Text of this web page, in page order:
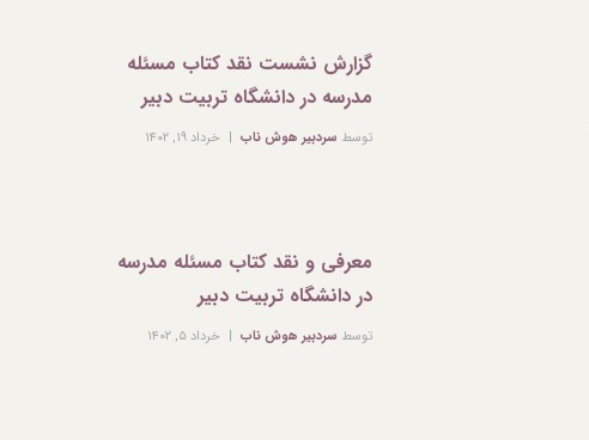
گزارش نشست نقد کتاب مسئله
مدرسه در دانشگاه تربیت دبیر
توسط سردبیر هوش ناب خرداد ۱۹, ۱۴۰۲
معرفی و نقد کتاب مسئله مدرسه
در دانشگاه تربیت دبیر
توسط سردبیر هوش ناب خرداد ۵, ۱۴۰۲